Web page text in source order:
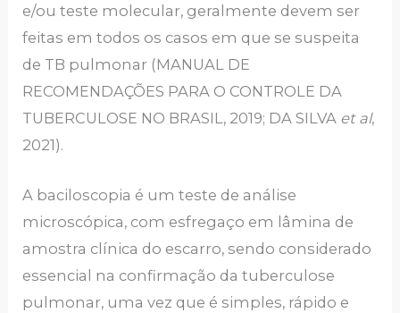
e/ou teste molecular, geralmente devem ser
feitas em todos os casos em que se suspeita
de TB pulmonar (MANUAL DE
RECOMENDAÇÕES PARA O CONTROLE DA
TUBERCULOSE NO BRASIL, 2019; DA SILVA et al,
2021).
A baciloscopia é um teste de análise
microscópica, com esfregaço em lâmina de
amostra clínica do escarro, sendo considerado
essencial na confirmação da tuberculose
pulmonar, uma vez que é simples, rápido e